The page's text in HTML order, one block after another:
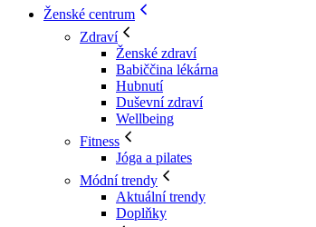
Ženské centrum
Zdraví
Ženské zdraví
Babiččina lékárna
Hubnutí
Duševní zdraví
Wellbeing
Fitness
Jóga a pilates
Módní trendy
Aktuální trendy
Doplňky